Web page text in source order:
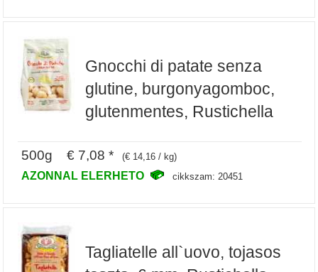
Gnocchi di patate senza
glutine, burgonyagomboc,
glutenmentes, Rustichella
500g € 7,08 * (€ 14,16 / kg)
AZONNAL ELERHETO cikkszam: 20451
Tagliatelle all`uovo, tojasos